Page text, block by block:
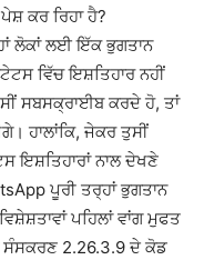
ਕਰ ਰਿਹਾ ਹੈ?
ਲੋਕਾਂ ਲਈ ਇੱਕ ਭੁਗਤਾਨ
ਵਿੱਚ ਇਸ਼ਤਿਹਾਰ ਨਹੀਂ
ਸਬਸਕ੍ਰਾਈਬ ਕਰਦੇ ਹੋ, ਤਾਂ
ਹਾਲਾਂਕਿ, ਜੇਕਰ ਤੁਸੀਂ
ਇਸ਼ਤਿਹਾਰਾਂ ਨਾਲ ਦੇਖਣੇ
ਪੂਰੀ ਤਰ੍ਹਾਂ ਭੁਗਤਾਨ
ਪਹਿਲਾਂ ਵਾਂਗ ਮੁਫਤ
2.26.3.9 ਦੇ ਕੋਡ